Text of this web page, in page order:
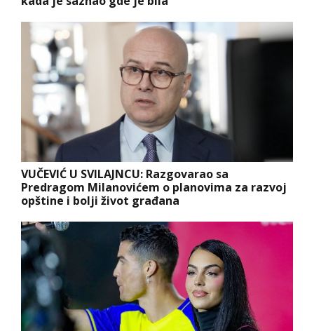
VUČEVIĆ U SVILAJNCU: Razgovarao sa
Predragom Milanovićem o planovima za razvoj
opštine i bolji život građana